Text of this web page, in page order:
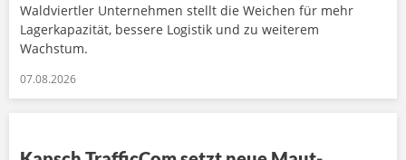
Waldviertler Unternehmen stellt die Weichen für mehr
Lagerkapazität, bessere Logistik und zu weiterem
Wachstum.
07.08.2026